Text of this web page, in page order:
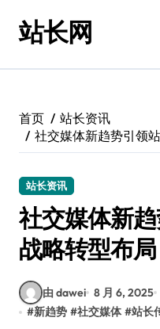
站长网
首页
站长资讯
社交媒体新趋势引领
站长资讯
社交媒体新
战略转型布局
由 dawei 8 月 6, 2025
#新趋势 #社交媒体 #站长